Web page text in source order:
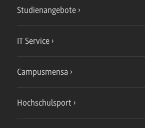
Studienangebote
IT Service
Campusmensa
Hochschulsport